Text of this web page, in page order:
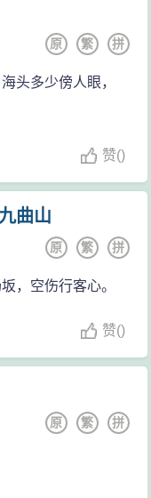
拼
繁
原
头多少傍人眼，
赞()
曲山
拼
繁
原
，空伤行客心。
赞()
拼
繁
原